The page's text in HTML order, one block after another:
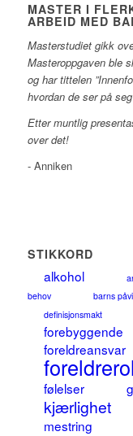
MASTER I
ARBEID MED
Masterstudiet gikk
Masteroppgaven ble
og har tittelen
hvordan de ser på
Etter muntlig
over det!
- Anniken
STIKKORD
alkohol
behov
barns
definisjonsmakt
forebyggende
foreldreansvar
følelser
kjærlighet
mestring